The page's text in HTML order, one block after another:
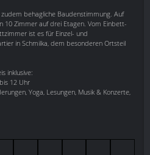
behagliche Baudenstimmung. Auf
Zimmer auf drei Etagen. Vom Einbett-
ist es für Einzel- und
in Schmilka, dem besonderen Ortsteil
inklusive:
12 Uhr
Yoga, Lesungen, Musik & Konzerte,